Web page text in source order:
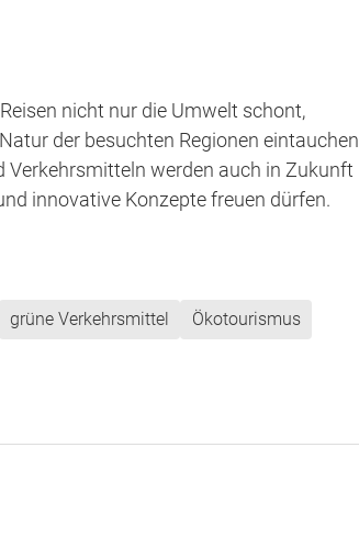
nicht nur die Umwelt schont,
der besuchten Regionen eintauchen
Verkehrsmitteln werden auch in Zukunft
innovative Konzepte freuen dürfen.
grüne Verkehrsmittel
Ökotourismus